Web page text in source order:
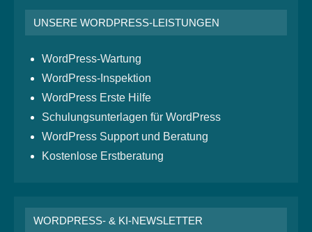
UNSERE WORDPRESS-LEISTUNGEN
WordPress-Wartung
WordPress-Inspektion
WordPress Erste Hilfe
Schulungsunterlagen für WordPress
WordPress Support und Beratung
Kostenlose Erstberatung
WORDPRESS- & KI-NEWSLETTER